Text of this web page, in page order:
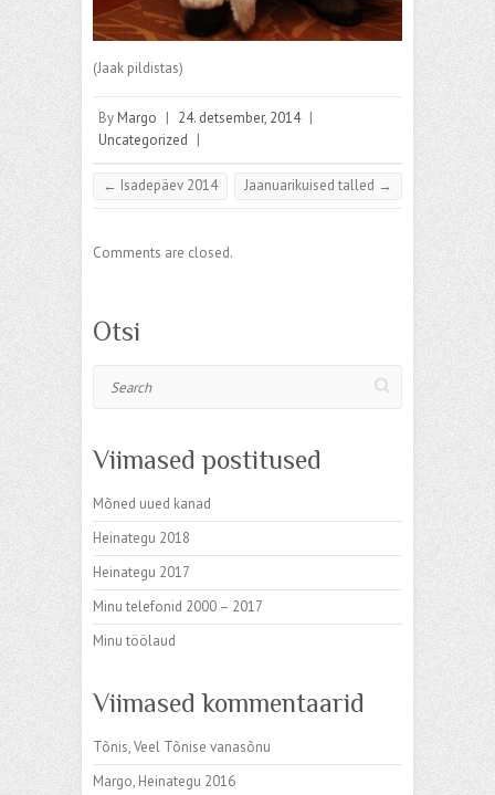
(Jaak pildistas)
By Margo 24. detsember, 2014
Uncategorized
← Isadepäev 2014 Jaanuarikuised talled →
Comments are closed.
Otsi
Viimased postitused
Mõned uued kanad
Heinategu 2018
Heinategu 2017
Minu telefonid 2000 – 2017
Minu töölaud
Viimased kommentaarid
Tõnis,Veel Tõnise vanasõnu
Margo, Heinategu 2016